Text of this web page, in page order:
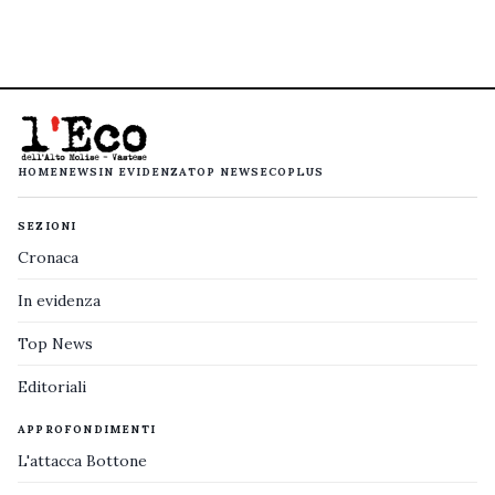
HOMENEWS IN EVIDENZATOP NEWS ECOPLUS
SEZIONI
Cronaca
In evidenza
Top News
Editoriali
APPROFONDIMENTI
L'attacca Bottone